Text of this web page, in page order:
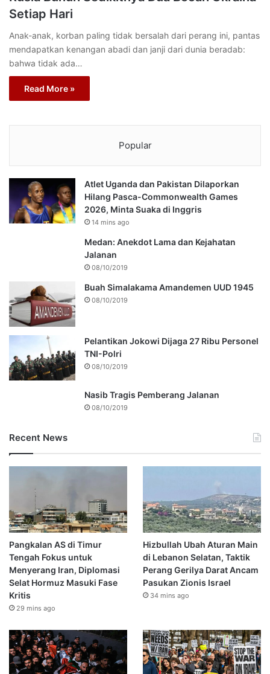
Setiap Hari
Anak-anak, korban paling tidak bersalah dari perang ini, pantas
mendapatkan kenangan abadi dan janji dari dunia beradab:
bahwa tidak ada…
Read More »
Popular
Atlet Uganda dan Pakistan Dilaporkan
Hilang Pasca-Commonwealth Games
2026, Minta Suaka di Inggris
14 mins ago
Medan: Anekdot Lama dan Kejahatan
Jalanan
08/10/2019
Buah Simalakama Amandemen UUD 1945
08/10/2019
Pelantikan Jokowi Dijaga 27 Ribu Personel
TNI-Polri
08/10/2019
Nasib Tragis Pemberang Jalanan
08/10/2019
Recent News
Pangkalan AS di Timur
Tengah Fokus untuk
Menyerang Iran, Diplomasi
Selat Hormuz Masuki Fase
Kritis
29 mins ago
Hizbullah Ubah Aturan Main
di Lebanon Selatan, Taktik
Perang Gerilya Darat Ancam
Pasukan Zionis Israel
34 mins ago